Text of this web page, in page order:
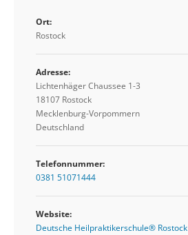
Ort:
Rostock
Adresse:
Lichtenhäger Chaussee 1-3
18107 Rostock
Mecklenburg-Vorpommern
Deutschland
Telefonnummer:
0381 51071444
Website:
Deutsche Heilpraktikerschule® Rostock